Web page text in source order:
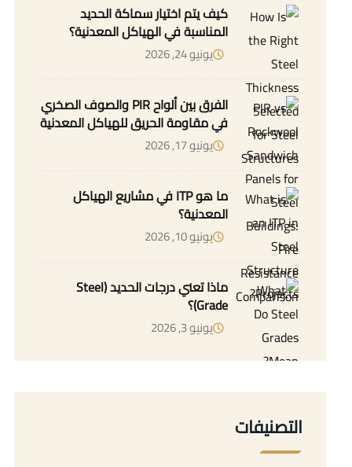
كيف يتم اختيار سماكة الحديد
المناسبة في الهياكل المعدنية؟
يونيو 24, 2026
الفرق بين ألواح PIR والصوف الصخري
في مقاومة الحريق للهياكل المعدنية
يونيو 17, 2026
ما هو ITP في مشاريع الهياكل
المعدنية؟
يونيو 10, 2026
ماذا تعني درجات الحديد (Steel
Grade)؟
يونيو 3, 2026
التصنيفات